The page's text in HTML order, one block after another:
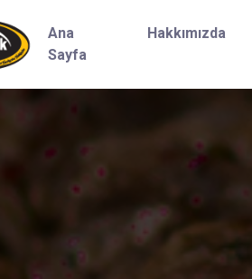
Ana
Sayfa
Hakkımızda